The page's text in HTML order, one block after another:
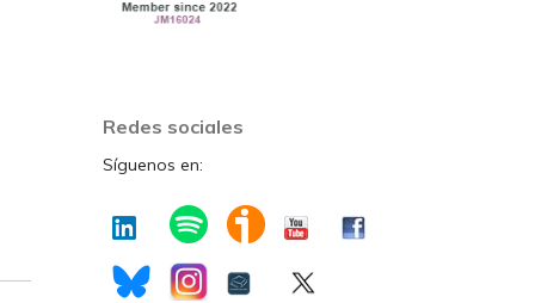
Redes sociales
Síguenos en: